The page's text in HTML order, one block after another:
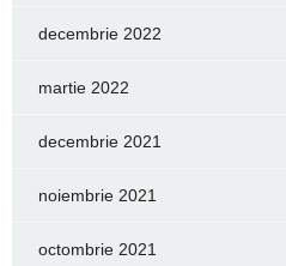
decembrie 2022
martie 2022
decembrie 2021
noiembrie 2021
octombrie 2021